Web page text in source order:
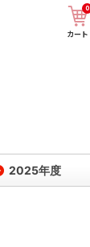
カート
0
2025年度